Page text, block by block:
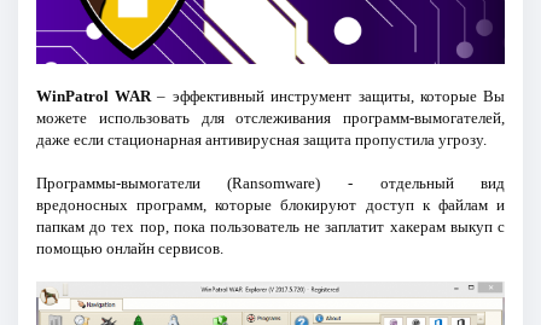
WinPatrol WAR– эффективный инструмент защиты, которые Вы
можете использовать для отслеживания программ-вымогателей,
даже если стационарная антивирусная защита пропустила угрозу.
Программы-вымогатели (Ransomware) - отдельный вид
вредоносных программ, которые блокируют доступ к файлам и
папкам до тех пор, пока пользователь не заплатит хакерам выкуп с
помощью онлайн сервисов.